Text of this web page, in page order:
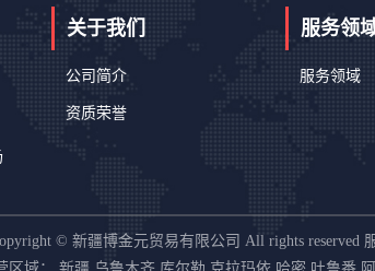
关于我们
公司简介
资质荣誉
服务领
服务领域
© 新疆博金元贸易有限公司 All rights reserved